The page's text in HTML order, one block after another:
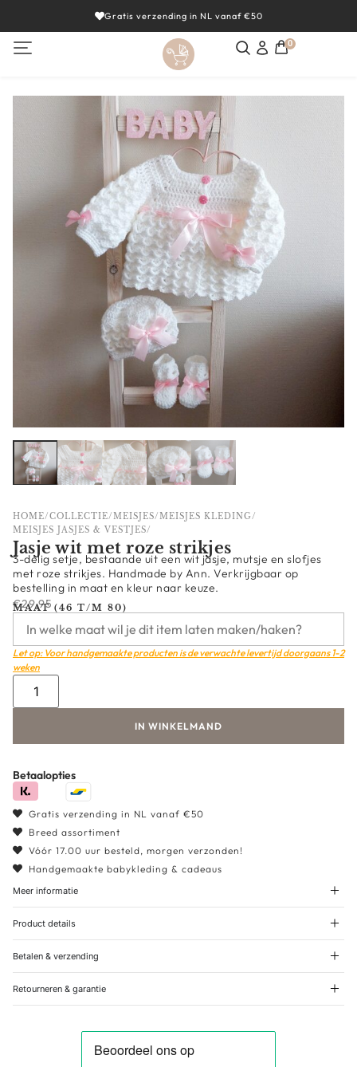
Gratis verzending in NL vanaf €50
0
HOME/COLLECTIE/MEISJES/MEISJES KLEDING/
MEISJES JASJES & VESTJES/
Jasje wit met roze strikjes
3-delig setje, bestaande uit een wit jasje, mutsje en slofjes
met roze strikjes. Handmade by Ann. Verkrijgbaar op
bestelling in maat en kleur naar keuze.
€29,95
MAAT (46 T/M 80)
Let op: Voor handgemaakte producten is de verwachte levertijd doorgaans 1-2
weken
IN WINKELMAND
Betaalopties
Gratis verzending in NL vanaf €50
Breed assortiment
Vóór 17.00 uur besteld, morgen verzonden!
Handgemaakte babykleding & cadeaus
Meer informatie
Product details
Betalen & verzending
Retourneren & garantie